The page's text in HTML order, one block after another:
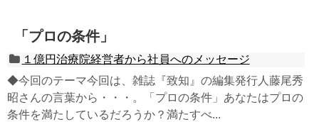
「プロの条件」
１億円治療院経営者から社員へのメッセージ
◆今回のテーマ今回は、雑誌『致知』の編集発行人藤尾秀
昭さんの言葉から・・・。「プロの条件」あなたはプロの
条件を満たしているだろうか？満たすべ...